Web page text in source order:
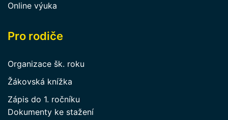
Online výuka
Pro rodiče
Organizace šk. roku
Žákovská knížka
Zápis do 1. ročníku
Dokumenty ke stažení